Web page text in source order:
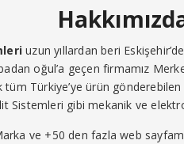
uzun yıllardan beri
oğul’a geçen firmamız
Türkiye’ye ürün
Sistemleri gibi mekanik ve
ve +50 den fazla web